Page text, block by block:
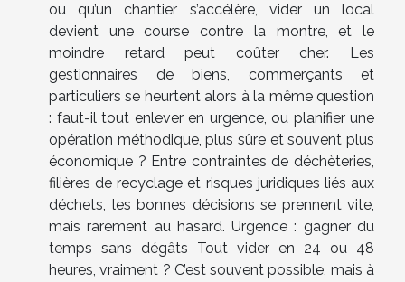
ou qu’un chantier s’accélère, vider un local
devient une course contre la montre, et le
moindre retard peut coûter cher. Les
gestionnaires de biens, commerçants et
particuliers se heurtent alors à la même question
: faut-il tout enlever en urgence, ou planifier une
opération méthodique, plus sûre et souvent plus
économique ? Entre contraintes de déchèteries,
filières de recyclage et risques juridiques liés aux
déchets, les bonnes décisions se prennent vite,
mais rarement au hasard. Urgence : gagner du
temps sans dégâts Tout vider en 24 ou 48
heures, vraiment ? C’est souvent possible, mais à